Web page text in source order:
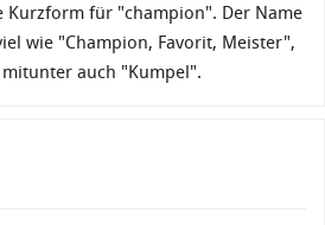
Kurzform für "champion". Der Name
wie "Champion, Favorit, Meister",
auch "Kumpel".